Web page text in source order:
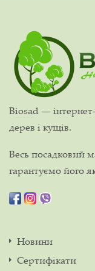
Biosad —
дерев і кущів.
Весь посадковий
гарантуємо його
Новини
Сертифікати